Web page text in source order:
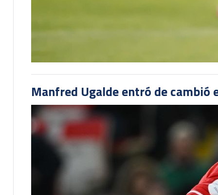
Manfred Ugalde entró de cambió